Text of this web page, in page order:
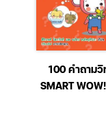
100 คำถาม
SMART WOW! อาหาร